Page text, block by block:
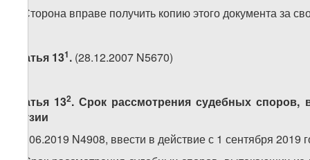
6. Сторона вправе получить копию этого документа за
Статья 131. (28.12.2007 N5670)
Статья 132. Срок рассмотрения судебных споров,
Грузии
(28.06.2019 N4908, ввести в действие с 1 сентября 2019